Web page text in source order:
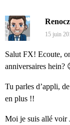
Renocz
15 juin
Salut FX! Ecoute,
anniversaires hein?
Tu parles d’appli,
en plus !!
Moi je suis allé voir